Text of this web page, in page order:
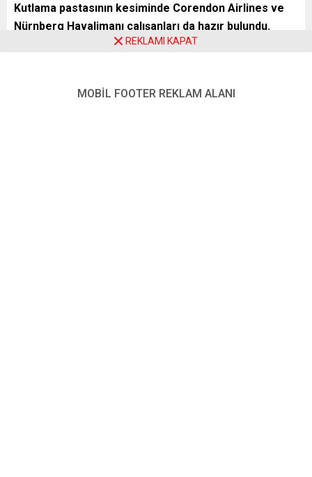
Kutlama pastasının kesiminde Corendon Airlines ve
Nürnberg Havalimanı çalışanları da hazır bulundu.
2019’da Nürnberg Havalimanı’nda açtıkları üs ile Nürnberg
REKLAMI KAPAT
MOBİL FOOTER REKLAM ALANI